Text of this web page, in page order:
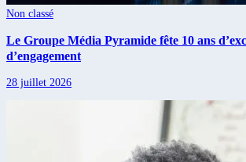
Non classé
Le Groupe Média Pyramide fête 10 ans
d’engagement
28 juillet 2026